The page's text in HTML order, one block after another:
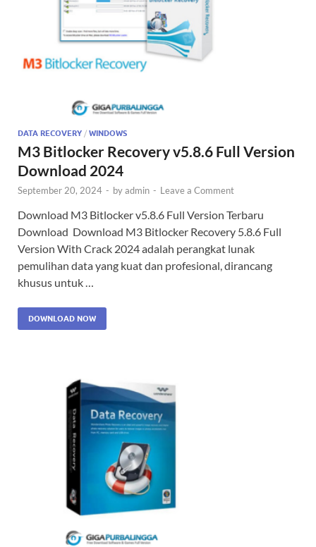
DATA RECOVERY / WINDOWS
M3 Bitlocker Recovery v5.8.6 Full Version
Download 2024
September 20, 2024 - byadmin - Leave a Comment
Download M3 Bitlocker v5.8.6 Full Version Terbaru
Download Download M3 Bitlocker Recovery 5.8.6 Full
Version With Crack 2024 adalah perangkat lunak
pemulihan data yang kuat dan profesional, dirancang
khusus untuk …
DOWNLOAD NOW